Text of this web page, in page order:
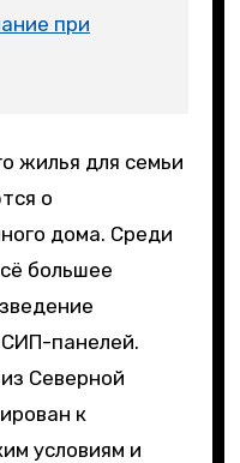
при
жилья для семьи
о
дома. Среди
большее
панелей.
Северной
к
условиям и